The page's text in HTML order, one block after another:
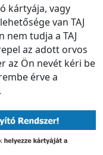
kártyája, vagy
van TAJ
nem tudja a TAJ
az adott orvos
az Ön nevét kéri be
érve a